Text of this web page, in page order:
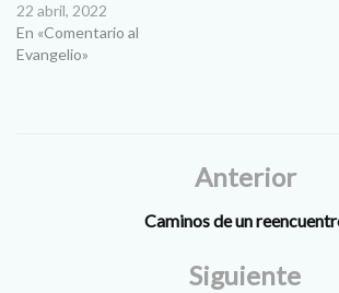
22 abril, 2022
En «Comentario al
Evangelio»
Anterior
Caminos de un
Siguiente